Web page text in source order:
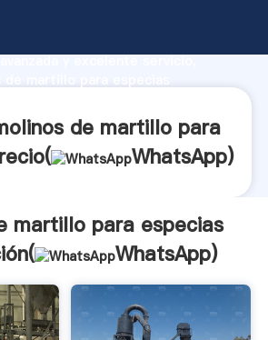
y excelente servicio,
de martillo para
WhatsApp)
martillo para especias
WhatsApp)